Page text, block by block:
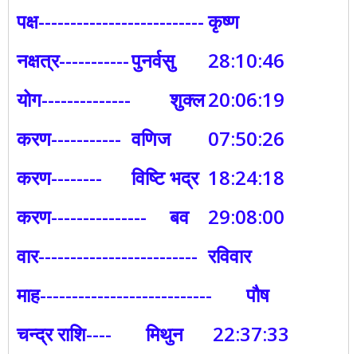
पक्ष--------------------------कृष्ण
नक्षत्र-----------पुनर्वसु
28:10:46
योग--------------
शुक्ल20:06:19
करण----------- वणिज
07:50:26
करण--------
विष्टि भद्र 18:24:18
करण---------------
बव
29:08:00
वार------------------------- रविवार
माह---------------------------
पौष
चन्द्र राशि----
मिथुन
22:37:33